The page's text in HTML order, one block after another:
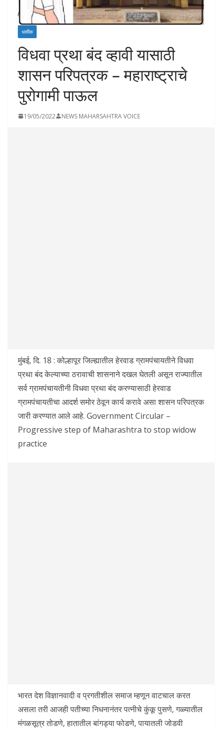
धार्मीक
विधवा प्रथा बंद व्हावी यासाठी
शासन परिपत्रक – महाराष्ट्राचे
पुरोगामी पाऊल
19/05/2022 NEWS MAHARSAHTRA VOICE
मुंबई, दि. 18 : कोल्हापूर जिल्ह्यातील हेरवाड ग्रामपंचायतीने विधवा
प्रथा बंद केल्याच्या ठरावाची शासनाने दखल घेतली असून राज्यातील
सर्व ग्रामपंचायतीनी विधवा प्रथा बंद करण्यासाठी हेरवाड
ग्रामपंचायतीचा आदर्श समोर ठेवून कार्य करावे असा शासन परिपत्रक
जारी करण्यात आले आहे. Government Circular –
Progressive step of Maharashtra to stop widow
practice
भारत देश विज्ञानवादी व प्रगतीशील समाज म्हणून वाटचाल करत
असला तरी आजही पतीच्या निधनानंतर पत्नीचे कुंकू पुसणे, गळ्यातील
मंगळसूत्र तोडणे, हातातील बांगड्या फोडणे, पायातली जोडवी